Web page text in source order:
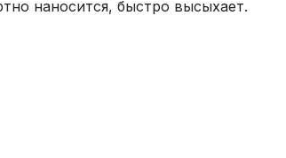
наносится, быстро высыхает.